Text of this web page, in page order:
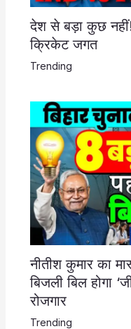
देश से बड़ा कुछ
क्रिकेट जगत
Trending
नीतीश कुमार का
बिजली बिल होगा
रोजगार
Trending